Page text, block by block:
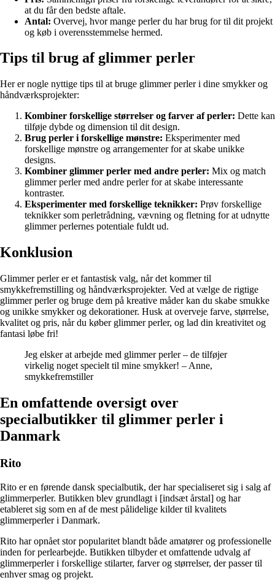
at du får den bedste aftale.
Antal: Overvej, hvor mange perler du har brug for til dit projekt
og køb i overensstemmelse hermed.
Tips til brug af glimmer perler
Her er nogle nyttige tips til at bruge glimmer perler i dine smykker og
håndværksprojekter:
Kombiner forskellige størrelser og farver af perler: Dette kan
tilføje dybde og dimension til dit design.
Brug perler i forskellige mønstre: Eksperimenter med
forskellige mønstre og arrangementer for at skabe unikke
designs.
Kombiner glimmer perler med andre perler: Mix og match
glimmer perler med andre perler for at skabe interessante
kontraster.
Eksperimenter med forskellige teknikker: Prøv forskellige
teknikker som perletrådning, vævning og fletning for at udnytte
glimmer perlernes potentiale fuldt ud.
Konklusion
Glimmer perler er et fantastisk valg, når det kommer til
smykkefremstilling og håndværksprojekter. Ved at vælge de rigtige
glimmer perler og bruge dem på kreative måder kan du skabe smukke
og unikke smykker og dekorationer. Husk at overveje farve, størrelse,
kvalitet og pris, når du køber glimmer perler, og lad din kreativitet og
fantasi løbe fri!
Jeg elsker at arbejde med glimmer perler – de tilføjer
virkelig noget specielt til mine smykker! – Anne,
smykkefremstiller
En omfattende oversigt over
specialbutikker til glimmer perler i
Danmark
Rito
Rito er en førende dansk specialbutik, der har specialiseret sig i salg af
glimmerperler. Butikken blev grundlagt i [indsæt årstal] og har
etableret sig som en af de mest pålidelige kilder til kvalitets
glimmerperler i Danmark.
Rito har opnået stor popularitet blandt både amatører og professionelle
inden for perlearbejde. Butikken tilbyder et omfattende udvalg af
glimmerperler i forskellige stilarter, farver og størrelser, der passer til
enhver smag og projekt.